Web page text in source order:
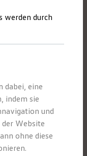
werden durch
dabei, eine
indem sie
und
Website
ohne diese